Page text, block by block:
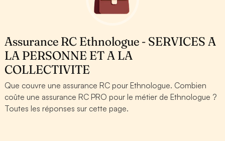
Assurance RC Ethnologue - SERVICES A
LA PERSONNE ET A LA
COLLECTIVITE
Que couvre une assurance RC pour Ethnologue. Combien
coûte une assurance RC PRO pour le métier de Ethnologue ?
Toutes les réponses sur cette page.